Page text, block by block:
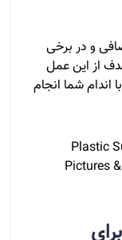
و در برخی
از این عمل
شما انجام